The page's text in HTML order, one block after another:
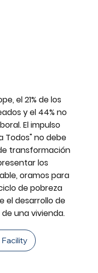
el 21% de los
y el 44% no
El impulso
Todos" no debe
transformación
los
oramos para
de pobreza
el desarrollo de
una vivienda.